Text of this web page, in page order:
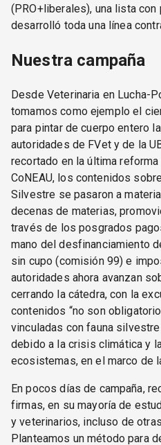
(PRO+liberales), una lista
desarrolló toda una línea
Nuestra campaña
Desde Veterinaria en Lucha-
tomamos como ejemplo el
para pintar de cuerpo entero
autoridades de FVet y de la
recortado en la última
CoNEAU, los contenidos
Silvestre se pasaron a
decenas de materias,
través de los posgrados
mano del desfinanciamiento
sin cupo (comisión 99) e
autoridades ahora avanzan
cerrando la cátedra, con la
contenidos “no son
vinculadas con fauna
debido a la crisis climática y
ecosistemas, en el marco de
En pocos días de campaña,
firmas, en su mayoría de
y veterinarios, incluso de
Planteamos un método para